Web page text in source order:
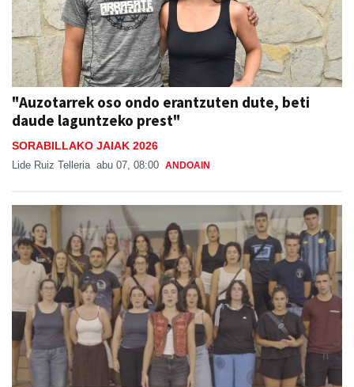
"Auzotarrek oso ondo erantzuten dute, beti
daude laguntzeko prest"
SORABILLAKO JAIAK 2026
Lide Ruiz Telleria abu 07, 08:00 ANDOAIN